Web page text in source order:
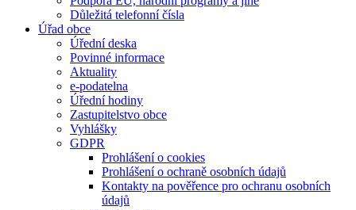
Důležitá telefonní čísla
Úřad obce
Úřední deska
Povinné informace
Aktuality
e-podatelna
Úřední hodiny
Zastupitelstvo obce
Vyhlášky
GDPR
Prohlášení o cookies
Prohlášení o ochraně osobních údajů
Kontakty na pověřence pro ochranu osobních
údajů